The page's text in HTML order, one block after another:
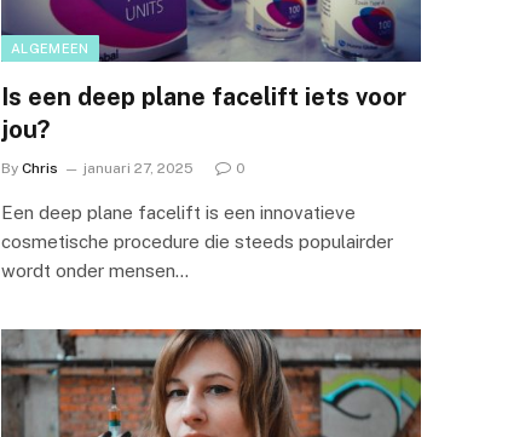
ALGEMEEN
Is een deep plane facelift iets voor
jou?
By Chris januari 27, 2025 0
Een deep plane facelift is een innovatieve
cosmetische procedure die steeds populairder
wordt onder mensen…